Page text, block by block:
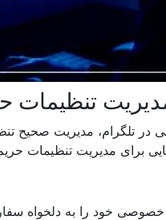
تنظیمات
تلگرام، مدیریت صحیح
برای مدیریت تنظیمات
خصوصی خود را به دلخواه